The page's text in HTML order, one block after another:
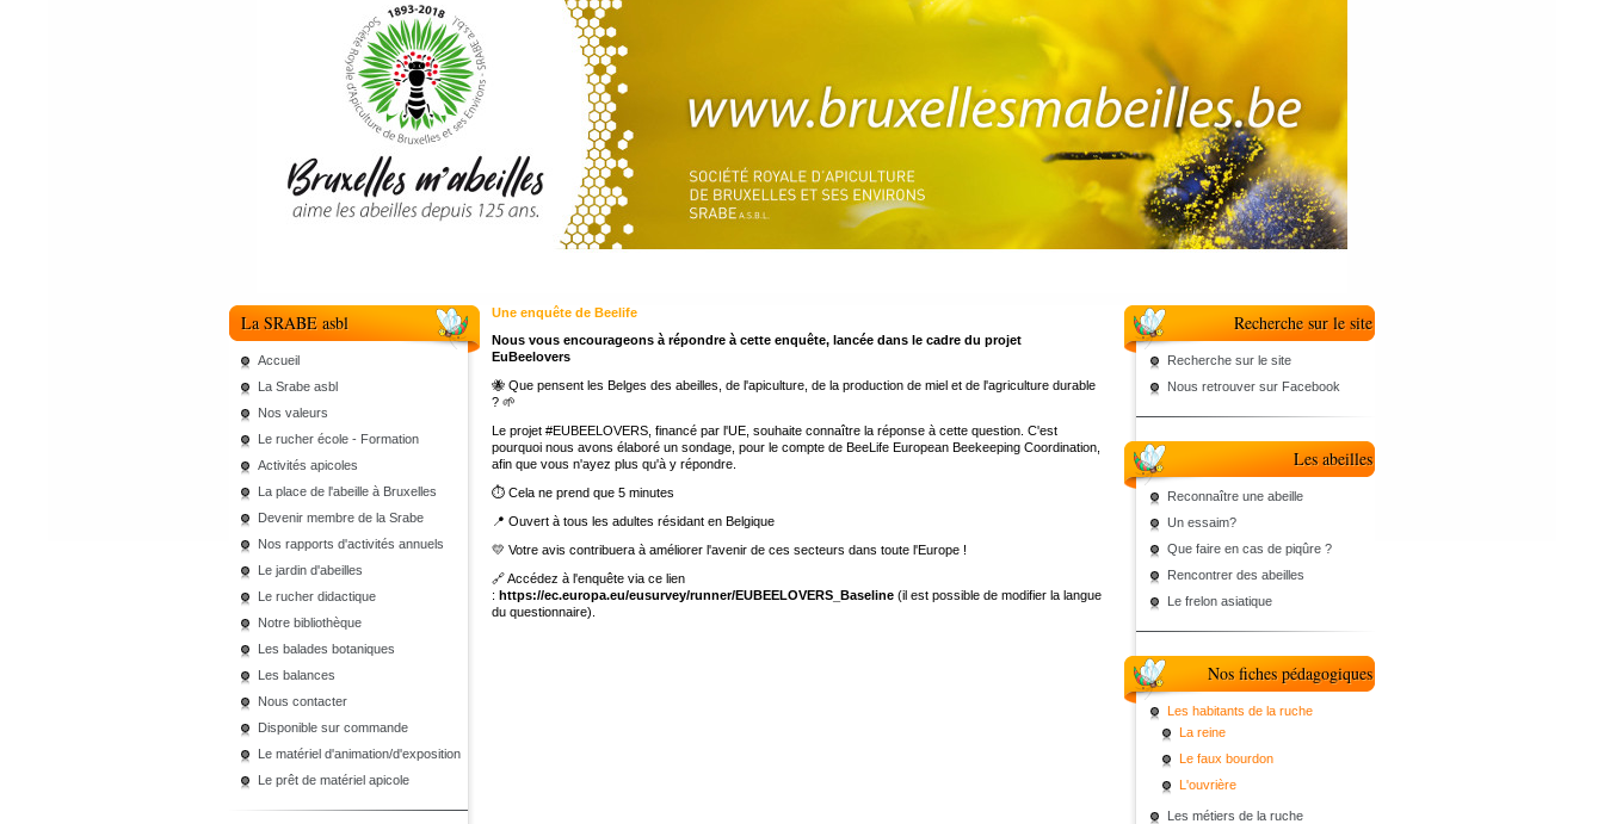
La SRABE asbl
Accueil
La Srabe asbl
Nos valeurs
Le rucher école - Formation
Activités apicoles
La place de l'abeille à Bruxelles
Devenir membre de la Srabe
Nos rapports d'activités annuels
Le jardin d'abeilles
Le rucher didactique
Notre bibliothèque
Les balades botaniques
Les balances
Nous contacter
Disponible sur commande
Le matériel d'animation/d'exposition
Le prêt de matériel apicole
Une enquête de Beelife
Nous vous encourageons à répondre à cette enquête, lancée dans le cadre du projet
EuBeelovers
🐝 Que pensent les Belges des abeilles, de l'apiculture, de la production de miel et de l'agriculture durable
? 🌱
Le projet #EUBEELOVERS, financé par l'UE, souhaite connaître la réponse à cette question. C'est
pourquoi nous avons élaboré un sondage, pour le compte de BeeLife European Beekeeping Coordination,
afin que vous n'ayez plus qu'à y répondre.
⏱ Cela ne prend que 5 minutes
📍 Ouvert à tous les adultes résidant en Belgique
💛 Votre avis contribuera à améliorer l'avenir de ces secteurs dans toute l'Europe !
🔗 Accédez à l'enquête via ce lien
: https://ec.europa.eu/eusurvey/runner/EUBEELOVERS_Baseline (il est possible de modifier la langue
du questionnaire).
Recherche sur le site
Recherche sur le site
Nous retrouver sur Facebook
Les abeilles
Reconnaître une abeille
Un essaim?
Que faire en cas de piqûre ?
Rencontrer des abeilles
Le frelon asiatique
Nos fiches pédagogiques
Les habitants de la ruche
La reine
Le faux bourdon
L'ouvrière
Les métiers de la ruche